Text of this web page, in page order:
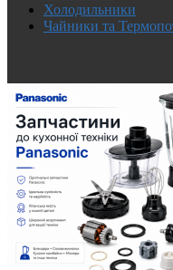
Холодильники
Чайники та